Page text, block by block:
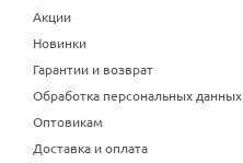
Акции
Новинки
Гарантии и возврат
Обработка персональных данных
Оптовикам
Доставка и оплата